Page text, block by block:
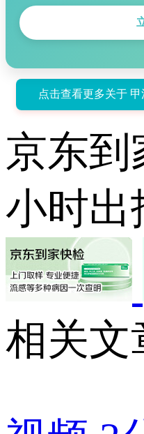
点击查看更多关于
京东到
小时出
相关文